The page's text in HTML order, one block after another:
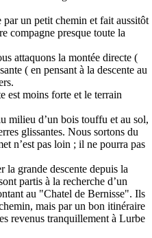
un petit chemin et fait aussitôt
compagne presque toute la
attaquons la montée directe (
( en pensant à la descente au
est moins forte et le terrain
milieu d’un bois touffu et au sol,
glissantes. Nous sortons du
n’est pas loin ; il ne pourra pas
la grande descente depuis la
partis à la recherche d’un
au "Chatel de Bernisse". Ils
mais par un bon itinéraire
revenus tranquillement à Lurbe